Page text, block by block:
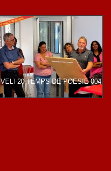
VELI-20-TEMPS-DE-POESIE-004